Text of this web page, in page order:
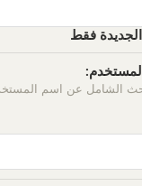
فقط
الشامل عن اسم